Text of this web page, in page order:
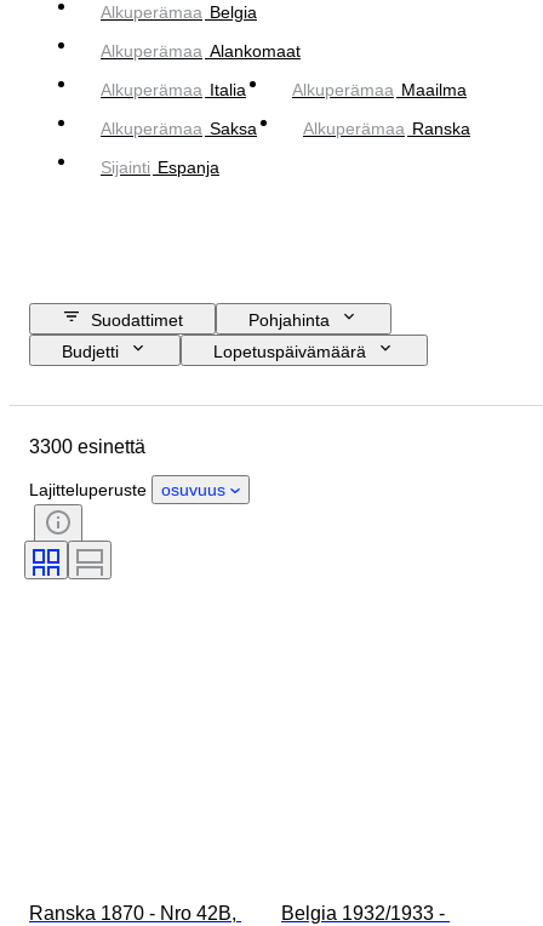
Alkuperämaa Belgia
Alkuperämaa Alankomaat
Alkuperämaa Italia Alkuperämaa Maailma
Alkuperämaa Saksa Alkuperämaa Ranska
Sijainti Espanja
Suodattimet
Pohjahinta
Budjetti
Lopetuspäivämäärä
Sukupuoli
Aihe
Tyylisuuntaus
Allekirjoitus
Kieli
3300 esinettä
Lajitteluperuste osuvuus
Ranska 1870 - Nro 42B,
Belgia 1932/1933 -